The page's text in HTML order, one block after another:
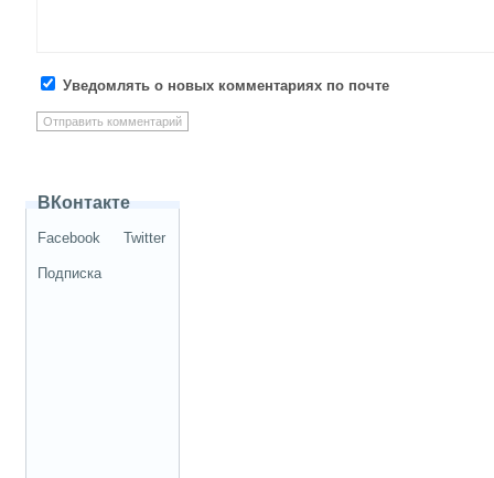
Уведомлять о новых комментариях по почте
ВКонтакте
Facebook Twitter
Подписка